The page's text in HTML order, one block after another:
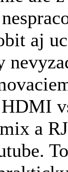
aj
a